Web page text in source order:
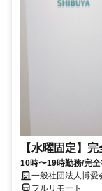
【水曜固定】
10時〜19時勤務/完
業務一般社団法人博愛
フルリモート